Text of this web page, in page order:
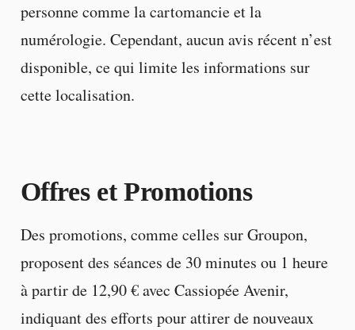
personne comme la cartomancie et la
numérologie. Cependant, aucun avis récent n’est
disponible, ce qui limite les informations sur
cette localisation.
Offres et Promotions
Des promotions, comme celles sur Groupon,
proposent des séances de 30 minutes ou 1 heure
à partir de 12,90 € avec Cassiopée Avenir,
indiquant des efforts pour attirer de nouveaux